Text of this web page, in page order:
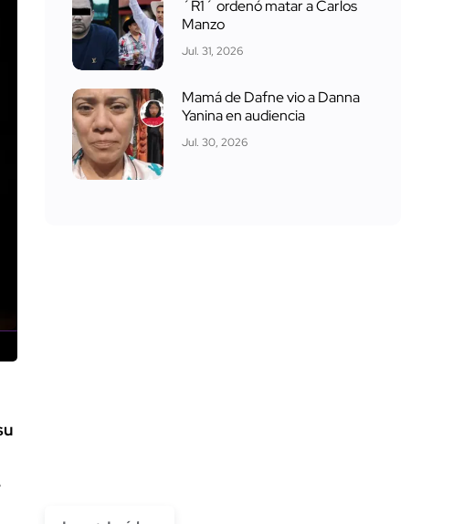
´R1´ ordenó matar a Carlos
Manzo
Jul. 31, 2026
Mamá de Dafne vio a Danna
Yanina en audiencia
Jul. 30, 2026